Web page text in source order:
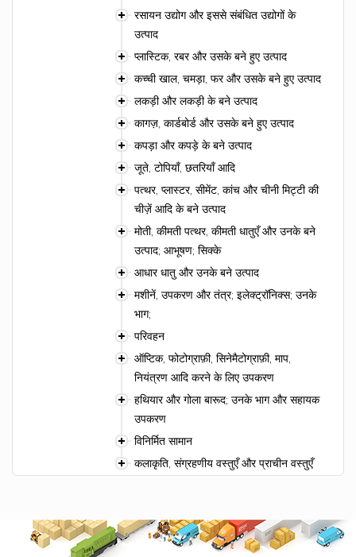
रसायन उद्योग और इससे संबंधित उद्योगों के
उत्पाद
प्लास्टिक, रबर और उसके बने हुए उत्पाद
कच्ची खाल, चमड़ा, फर और उसके बने हुए उत्पाद
लकड़ी और लकड़ी के बने उत्पाद
कागज़, कार्डबोर्ड और उसके बने हुए उत्पाद
कपड़ा और कपड़े के बने उत्पाद
जूते, टोपियाँ, छतरियाँ आदि
पत्थर, प्लास्टर, सीमेंट, कांच और चीनी मिट्टी की
चीज़ें आदि के बने उत्पाद
मोती, कीमती पत्थर, कीमती धातुएँ और उनके बने
उत्पाद; आभूषण; सिक्के
आधार धातु और उनके बने उत्पाद
मशीनें, उपकरण और तंत्र; इलेक्ट्रॉनिक्स; उनके
भाग;
परिवहन
ऑप्टिक, फोटोग्राफ़ी, सिनेमैटोग्राफ़ी, माप,
नियंत्रण आदि करने के लिए उपकरण
हथियार और गोला बारूद; उनके भाग और सहायक
उपकरण
विनिर्मित सामान
कलाकृति, संग्रहणीय वस्तुएँ और प्राचीन वस्तुएँ